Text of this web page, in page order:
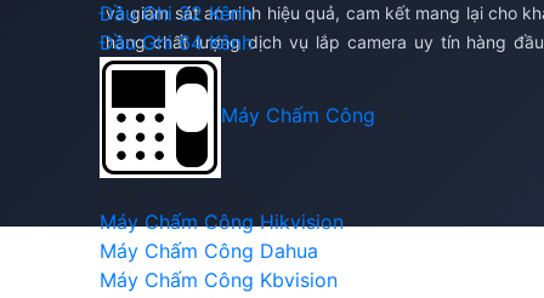
Đầu Ghi 32 Kênh
Đầu Ghi 64 Kênh
Máy Chấm Công
Máy Chấm Công Hikvision
Máy Chấm Công Dahua
Máy Chấm Công Kbvision
và giám sát an ninh hiệu quả, cam kết mang lại cho
hàng chất lượng dịch vụ lắp camera uy tín hàng
TP.HCM